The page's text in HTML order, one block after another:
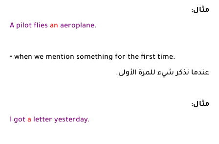
مثال:
A pilot flies an aeroplane.
• when we mention something for the first time.
عندما نذكر شيء للمرة الأولى.
مثال:
I got a letter yesterday.